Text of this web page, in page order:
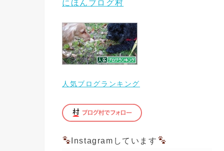
にほんブログ村
人気ブログランキング
Instagramしています